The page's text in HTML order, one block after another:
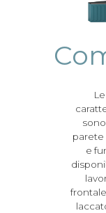
parete
e